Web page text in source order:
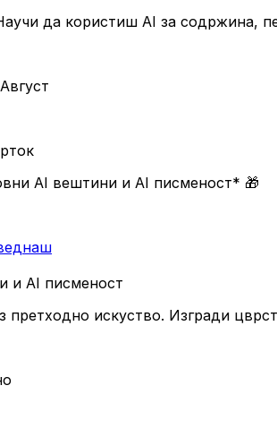
да користиш AI за содржина,
Август
AI вештини и AI писменост* 🎁
и AI писменост
претходно искуство. Изгради